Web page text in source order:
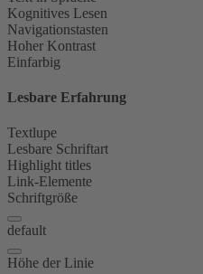
Kognitives Lesen
Navigationstasten
Hoher Kontrast
Einfarbig
Lesbare Erfahrung
Textlupe
Lesbare Schriftart
Highlight titles
Link-Elemente
Schriftgröße
default
Höhe der Linie